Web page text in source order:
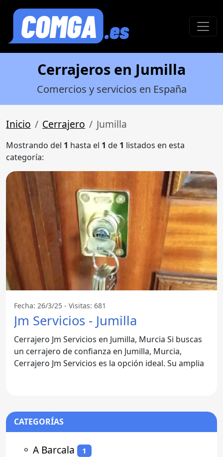
Cerrajeros en Jumilla
Comercios y servicios en España
Inicio Cerrajero Jumilla
Mostrando del 1 hasta el 1 de 1 listados en esta
categoría:
Fecha: 26/3/25 - Visitas: 681
Jm Servicios - Jumilla
Cerrajero Jm Servicios en Jumilla, Murcia Si buscas
un cerrajero de confianza en Jumilla, Murcia,
Cerrajero Jm Servicios es la opción ideal. Su amplia
CATEGORÍAS
⚬ A Barcala 1